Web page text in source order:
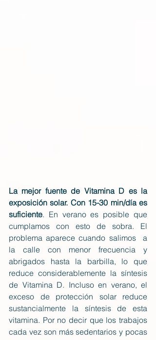
La mejor fuente de Vitamina D es la
exposición solar. Con 15-30 min/día es
suficiente. En verano es posible que
cumplamos con esto de sobra. El
problema aparece cuando salimos  a
la calle con menor frecuencia y
abrigados hasta la barbilla, lo que
reduce considerablemente la síntesis
de Vitamina D. Incluso en verano, el
exceso de protección solar reduce
sustancialmente la síntesis de esta
vitamina. Por no decir que los trabajos
cada vez son más sedentarios y pocas